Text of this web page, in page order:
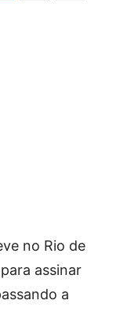
no Rio de
assinar
a